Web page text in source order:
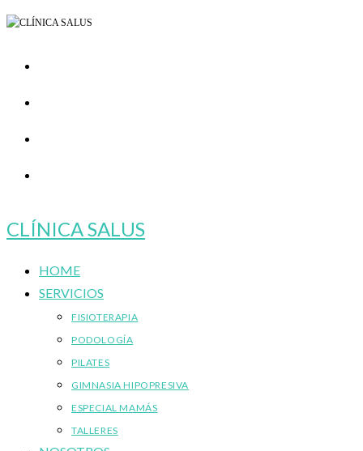
Ir
contenido
CLÍNICA SALUS
HOME
SERVICIOS
FISIOTERAPIA
PODOLOGÍA
PILATES
GIMNASIA HIPOPRESIVA
ESPECIAL MAMÁS
TALLERES